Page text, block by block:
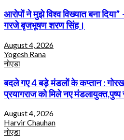
आरोपों ने मुझे विश्व विख्यात बना दिया”
गरजे बृजभूषण शरण सिंह।
August 4, 2026
Yogesh Rana
नोएडा
बदले गए 4 बड़े मंडलों के कप्तान :
प्रयागराज को मिले नए
August 4, 2026
Harvir Chauhan
नोएडा